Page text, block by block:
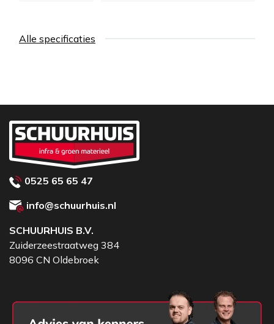
Alle specificaties
0525 65 65 47
info@schuurhuis.nl
SCHUURHUIS B.V.
Zuiderzeestraatweg 384
8096 CN Oldebroek